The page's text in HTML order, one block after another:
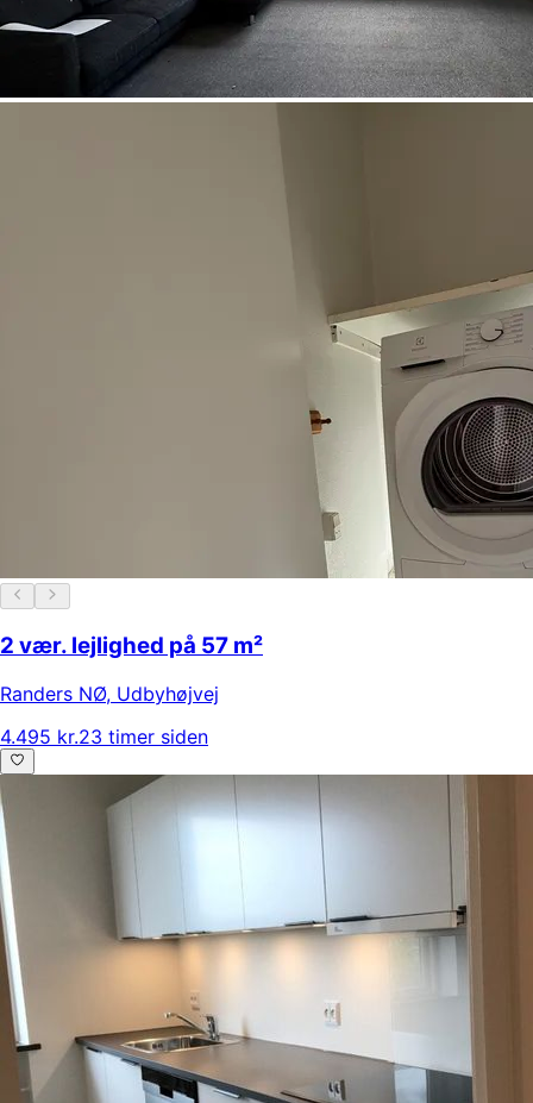
2 vær. lejlighed på 57 m²
Randers NØ, Udbyhøjvej
4.495 kr.23 timer siden